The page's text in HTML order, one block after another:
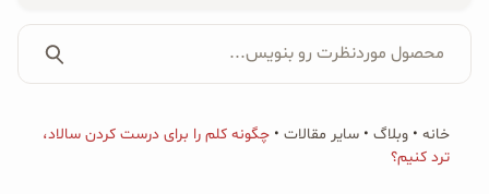
برای:
جستجو...
پکیج‌ها
محصول موردنظرت رو بنویس...
خانه • وبلاگ • سایر مقالات • چگونه کلم را برای درست کردن سالاد،
ترد کنیم؟